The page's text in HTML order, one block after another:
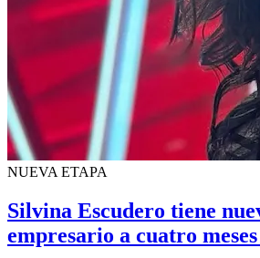
NUEVA ETAPA
Silvina Escudero tiene
empresario a cuatro